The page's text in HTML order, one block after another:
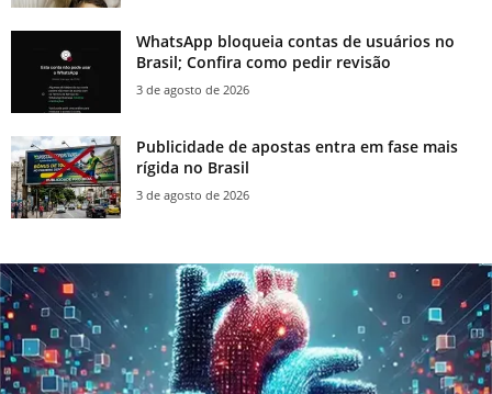
WhatsApp bloqueia contas de usuários no
Brasil; Confira como pedir revisão
3 de agosto de 2026
Publicidade de apostas entra em fase mais
rígida no Brasil
3 de agosto de 2026